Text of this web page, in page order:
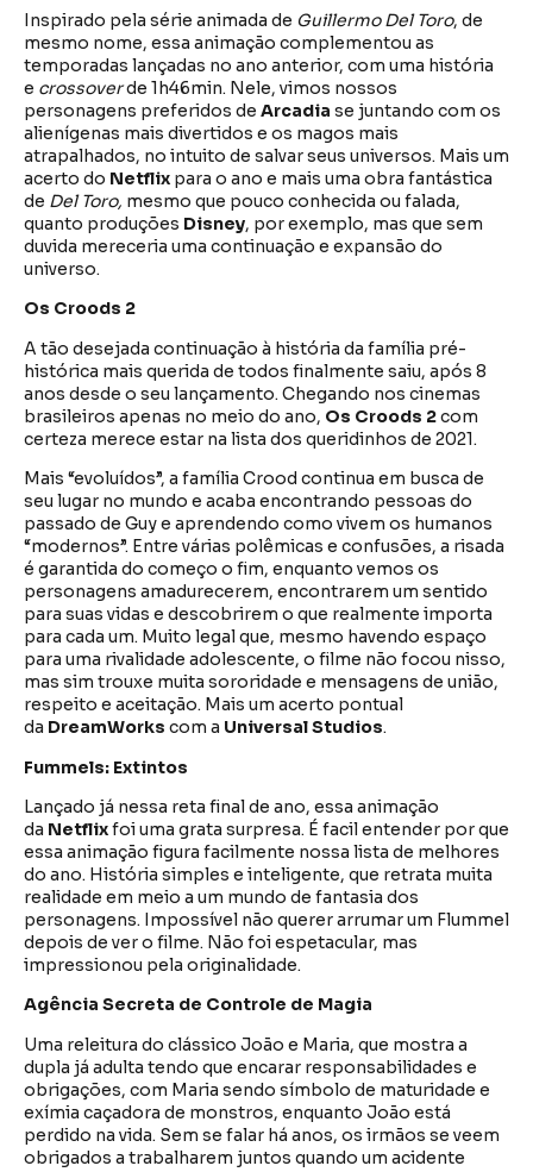
Inspirado pela série animada de Guillermo Del Toro, de
mesmo nome, essa animação complementou as
temporadas lançadas no ano anterior, com uma história
e crossoverde 1h46min. Nele, vimos nossos
personagens preferidos de Arcadia se juntando com os
alienígenas mais divertidos e os magos mais
atrapalhados, no intuito de salvar seus universos. Mais um
acerto do Netflix para o ano e mais uma obra fantástica
de Del Toro, mesmo que pouco conhecida ou falada,
quanto produções Disney, por exemplo, mas que sem
duvida mereceria uma continuação e expansão do
universo.
Os Croods 2
A tão desejada continuação à história da família pré-
histórica mais querida de todos finalmente saiu, após 8
anos desde o seu lançamento. Chegando nos cinemas
brasileiros apenas no meio do ano, Os Croods 2com
certeza merece estar na lista dos queridinhos de 2021.
Mais “evoluídos”, a família Crood continua em busca de
seu lugar no mundo e acaba encontrando pessoas do
passado de Guy e aprendendo como vivem os humanos
“modernos”. Entre várias polêmicas e confusões, a risada
é garantida do começo o fim, enquanto vemos os
personagens amadurecerem, encontrarem um sentido
para suas vidas e descobrirem o que realmente importa
para cada um. Muito legal que, mesmo havendo espaço
para uma rivalidade adolescente, o filme não focou nisso,
mas sim trouxe muita sororidade e mensagens de união,
respeito e aceitação. Mais um acerto pontual
da DreamWorks com a Universal Studios.
Fummels: Extintos
Lançado já nessa reta final de ano, essa animação
da Netflixfoi uma grata surpresa. É facil entender por que
essa animação figura facilmente nossa lista de melhores
do ano. História simples e inteligente, que retrata muita
realidade em meio a um mundo de fantasia dos
personagens. Impossível não querer arrumar um Flummel
depois de ver o filme. Não foi espetacular, mas
impressionou pela originalidade.
Agência Secreta de Controle de Magia
Uma releitura do clássico João e Maria, que mostra a
dupla já adulta tendo que encarar responsabilidades e
obrigações, com Maria sendo símbolo de maturidade e
exímia caçadora de monstros, enquanto João está
perdido na vida. Sem se falar há anos, os irmãos se veem
obrigados a trabalharem juntos quando um acidente